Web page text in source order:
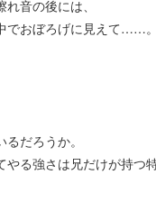
音の後には、
でおぼろげに見えて……
だろうか。
る強さは兄だけが持つ